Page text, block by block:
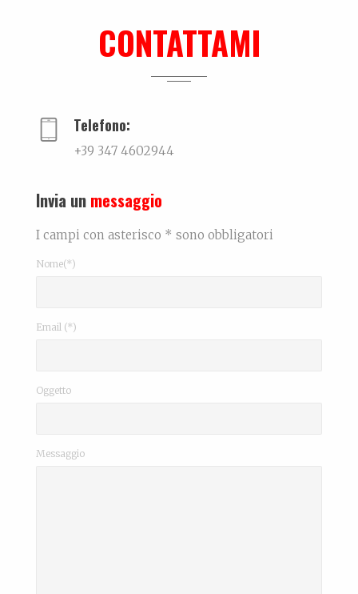
CONTATTAMI
Telefono:
+39 347 4602944
Invia un messaggio
I campi con asterisco * sono obbligatori
Nome(*)
Email (*)
Oggetto
Messaggio